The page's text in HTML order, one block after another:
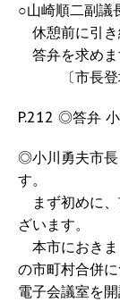
○山崎順二副議
休憩前に引き
答弁を求めま
〔市長登
P.212 ◎答弁
◎小川勇夫市
す。
まず初めに、
ざいます。
本市におきま
の市町村合併
電子会議室を